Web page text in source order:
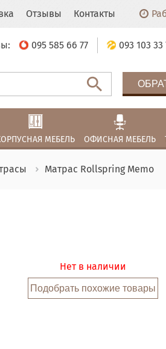
Отзывы Контакты
095 585 66 77 093 103 33
МЕБЕЛЬ ОФИСНАЯ МЕБЕЛЬ
Матрас Rollspring Memo
Нет в наличии
Подобрать похожие товары